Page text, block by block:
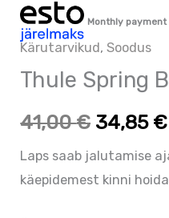
Monthly
Kärutarvikud,Soodus
Thule Spring
41,00€ 34,85 €
Laps saab jalutamise
käepidemest kinni